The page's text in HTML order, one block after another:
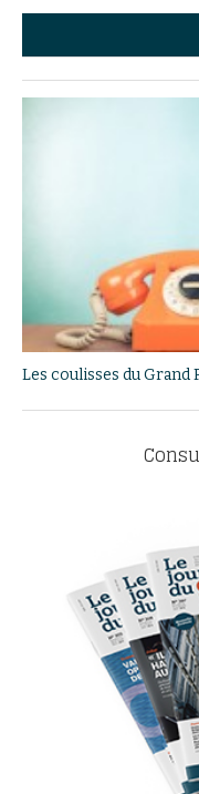
Les coulisses du Grand